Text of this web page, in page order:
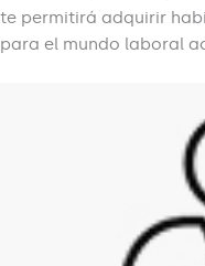
te permitirá adquirir
para el mundo laboral